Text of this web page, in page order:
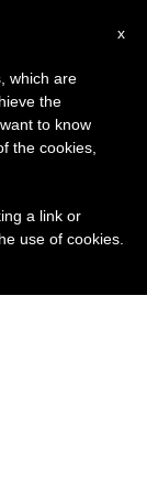
رفقاءُ
x
which are
the
to know
the cookies,
a link or
use of cookies.